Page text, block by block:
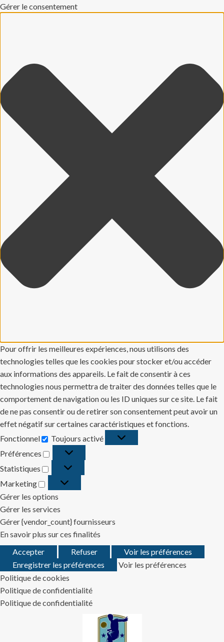
Gérer le consentement
Pour offrir les meilleures expériences, nous utilisons des
technologies telles que les cookies pour stocker et/ou accéder
aux informations des appareils. Le fait de consentir à ces
technologies nous permettra de traiter des données telles que le
comportement de navigation ou les ID uniques sur ce site. Le fait
de ne pas consentir ou de retirer son consentement peut avoir un
effet négatif sur certaines caractéristiques et fonctions.
Fonctionnel
Fonctionnel
Toujours activé
Préférences
Préférences
Statistiques
Statistiques
Marketing
Marketing
Gérer les options
Gérer les services
Gérer {vendor_count} fournisseurs
En savoir plus sur ces finalités
Accepter
Refuser
Voir les préférences
Enregistrer les préférences
Voir les préférences
Politique de cookies
Politique de confidentialité
Politique de confidentialité